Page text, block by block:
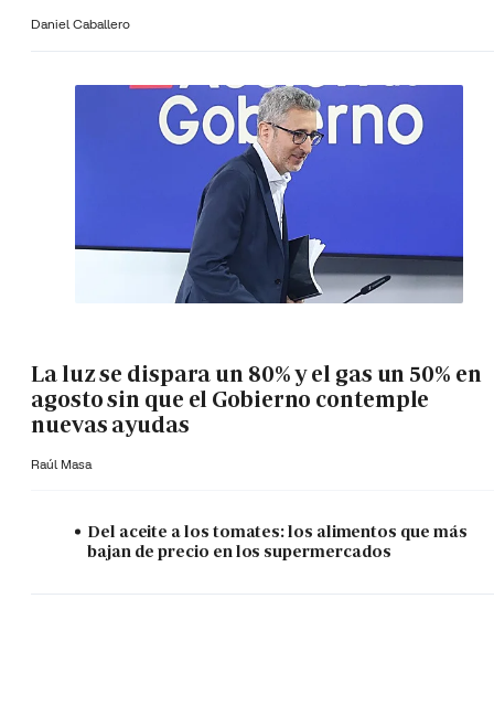
Daniel Caballero
La luz se dispara un 80% y el gas un 50% en
agosto sin que el Gobierno contemple
nuevas ayudas
Raúl Masa
Del aceite a los tomates: los alimentos que más
bajan de precio en los supermercados